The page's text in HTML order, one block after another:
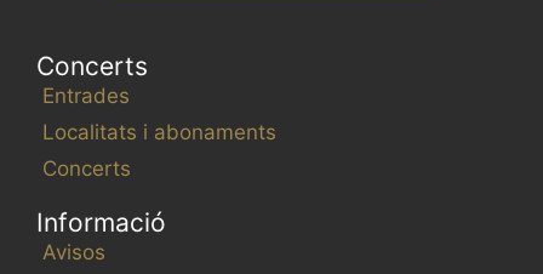
Concerts
Entrades
Localitats i abonaments
Concerts
Informació
Avisos